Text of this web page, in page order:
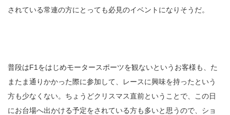
されている常連の方にとっても必見のイベントになりそうだ。
普段はF1をはじめモータースポーツを観ないというお客様も、た
またま通りかかった際に参加して、レースに興味を持ったという
方も少なくない。ちょうどクリスマス直前ということで、この日
にお台場へ出かける予定をされている方も多いと思うので、ショ